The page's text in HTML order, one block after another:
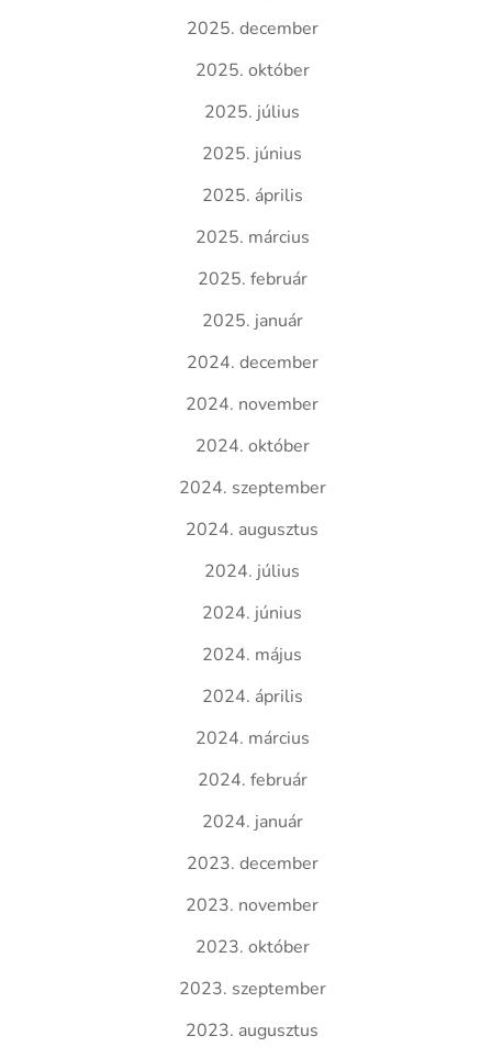
2025. december
2025. október
2025. július
2025. június
2025. április
2025. március
2025. február
2025. január
2024. december
2024. november
2024. október
2024. szeptember
2024. augusztus
2024. július
2024. június
2024. május
2024. április
2024. március
2024. február
2024. január
2023. december
2023. november
2023. október
2023. szeptember
2023. augusztus